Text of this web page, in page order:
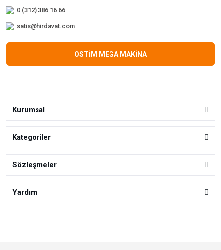
0 (312) 386 16 66
satis@hirdavat.com
OSTİM MEGA MAKİNA
Kurumsal
Kategoriler
Sözleşmeler
Yardım